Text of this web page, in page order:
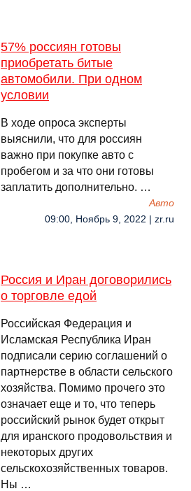
57% россиян готовы
приобретать битые
автомобили. При одном
условии
В ходе опроса эксперты
выяснили, что для россиян
важно при покупке авто с
пробегом и за что они готовы
заплатить дополнительно. …
Авто
09:00, Ноябрь 9, 2022 | zr.ru
Россия и Иран договорились
о торговле едой
Российская Федерация и
Исламская Республика Иран
подписали серию соглашений о
партнерстве в области сельского
хозяйства. Помимо прочего это
означает еще и то, что теперь
российский рынок будет открыт
для иранского продовольствия и
некоторых других
сельскохозяйственных товаров.
Ны …